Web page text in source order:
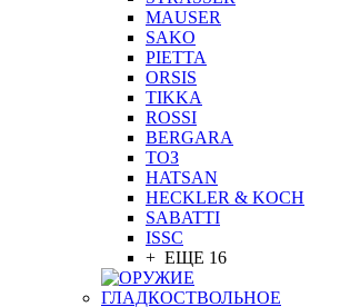
MAUSER
SAKO
PIETTA
ORSIS
TIKKA
ROSSI
BERGARA
ТОЗ
HATSAN
HECKLER & KOCH
SABATTI
ISSC
+ ЕЩЕ 16